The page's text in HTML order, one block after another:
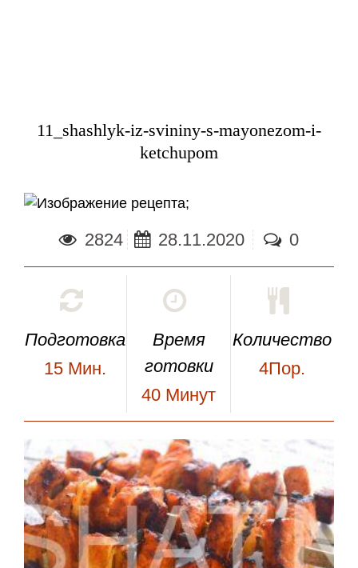
11_shashlyk-iz-svininy-s-mayonezom-i-
ketchupom
;
2824 28.11.2020 0
Подготовка
15 Мин.
Время
готовки
40 Минут
Количество
4Пор.